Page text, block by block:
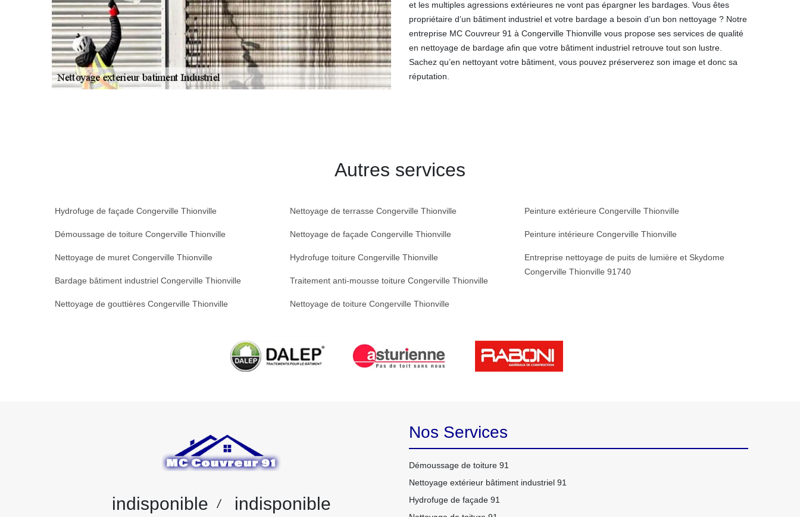
et les multiples agressions extérieures ne vont pas épargner les bardages. Vous êtes
propriétaire d’un bâtiment industriel et votre bardage a besoin d’un bon nettoyage ? Notre
entreprise MC Couvreur 91 à Congerville Thionville vous propose ses services de qualité
en nettoyage de bardage afin que votre bâtiment industriel retrouve tout son lustre.
Sachez qu’en nettoyant votre bâtiment, vous pouvez préserverez son image et donc sa
réputation.
Autres services
Hydrofuge de façade Congerville Thionville
Démoussage de toiture Congerville Thionville
Nettoyage de muret Congerville Thionville
Bardage bâtiment industriel Congerville Thionville
Nettoyage de gouttières Congerville Thionville
Nettoyage de terrasse Congerville Thionville
Nettoyage de façade Congerville Thionville
Hydrofuge toiture Congerville Thionville
Traitement anti-mousse toiture Congerville Thionville
Nettoyage de toiture Congerville Thionville
Peinture extérieure Congerville Thionville
Peinture intérieure Congerville Thionville
Entreprise nettoyage de puits de lumière et Skydome
Congerville Thionville 91740
indisponible / indisponible
Nos Services
Démoussage de toiture 91
Nettoyage extérieur bâtiment industriel 91
Hydrofuge de façade 91